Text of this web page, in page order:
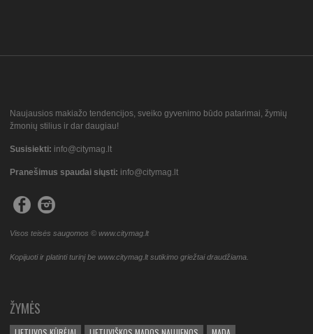
Naujausios makiažo tendencijos, sveiko gyvenimo būdo patarimai, žymių
žmonių stilius ir dar daugiau!
Susisiekti: info@citymag.lt
Pranešimus spaudai siųsti: info@citymag.lt
Visos teisės saugomos © www.citymag.lt
Kopijuoti ir platinti turinį be www.citymag.lt sutikimo griežtai draudžiama.
ŽYMĖS